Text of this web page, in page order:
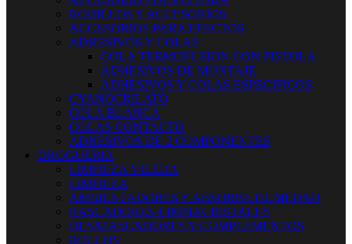
RODILLOS Y ACCESORIOS
ACCESORIOS PARA EFECTOS
ADHESIVOS Y COLAS
COLA TERMOFUSION CON PISTOLA
ADHESIVOS DE MONTAJE
ADHESIVOS Y COLAS ESPECIFICOS
CYANOCRILATO
COLA BLANCA
COLAS CONTACTO
ADHESIVOS DE 2 COMPONENTES
DROGUERIA
LIMPIEZA VILEDA
LIMPIEZA
AMBIENTADORES Y ABSORBE HUMEDAD
RASCADORES-LIMPIACRISTALES
DESATASCADORES Y COMPLEMENTOS
ROLLOS